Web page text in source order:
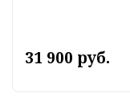
31 900 руб.